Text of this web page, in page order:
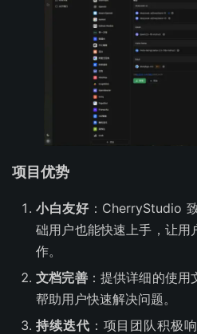
项目优势
小白友好：CherryStudio
础用户也能快速上手，让用
作。
文档完善：提供详细的使用
帮助用户快速解决问题。
持续迭代 ：项目团队积极